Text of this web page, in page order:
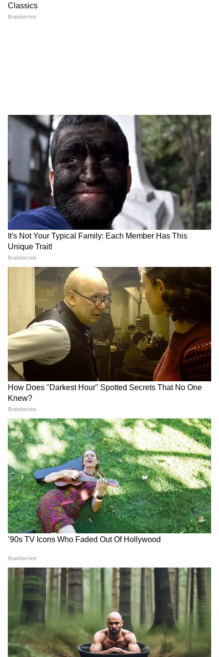
लगे Brij Bhushan Singh
CM Pushkar Dhami की पहली प्रतिक्रिया